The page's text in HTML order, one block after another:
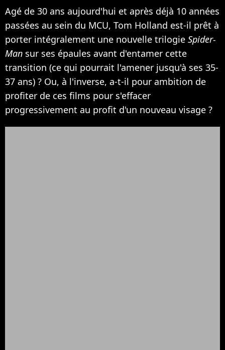
Agé de 30 ans aujourd'hui et après déjà 10 années
passées au sein du MCU, Tom Holland est-il prêt à
porter intégralement une nouvelle trilogie Spider-
Man sur ses épaules avant d'entamer cette
transition (ce qui pourrait l'amener jusqu'à ses 35-
37 ans) ? Ou, à l'inverse, a-t-il pour ambition de
profiter de ces films pour s'effacer
progressivement au profit d'un nouveau visage ?